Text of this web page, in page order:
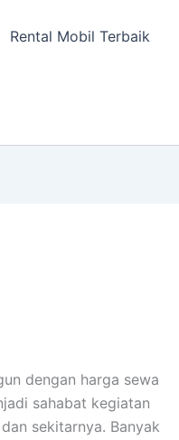
Rental Mobil Terbaik
dengan harga sewa
sahabat kegiatan
sekitarnya. Banyak